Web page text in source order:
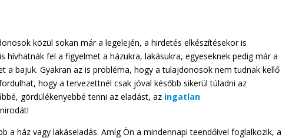
közül sokan már a legelején, a hirdetés elkészítésekor is
hívhatnák fel a figyelmet a házukra, lakásukra, egyeseknek pedig már a
a bajuk. Gyakran az is probléma, hogy a tulajdonosok nem tudnak kellő
hogy a tervezettnél csak jóval később sikerül túladni az
gördülékenyebbé tenni az eladást, az ingatlan
a ház vagy lakáseladás. Amíg Ön a mindennapi teendőivel foglalkozik, a